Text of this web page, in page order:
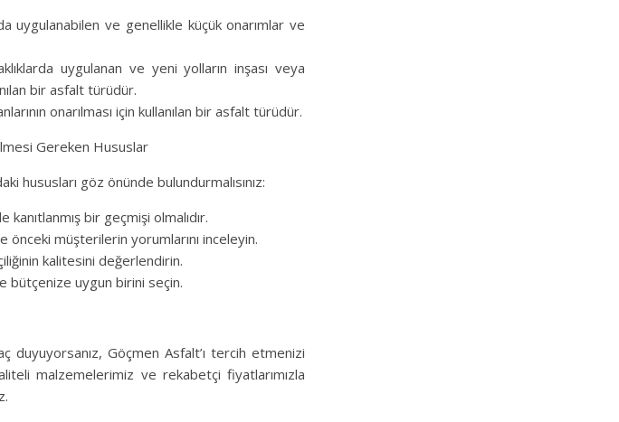
uygulanabilen ve genellikle küçük onarımlar ve
uygulanan ve yeni yolların inşası veya
bir asfalt türüdür.
onarılması için kullanılan bir asfalt türüdür.
Gereken Hususlar
hususları göz önünde bulundurmalısınız:
bir geçmişi olmalıdır.
önceki müşterilerin yorumlarını inceleyin.
kalitesini değerlendirin.
bütçenize uygun birini seçin.
duyuyorsanız, Göçmen Asfalt’ı tercih etmenizi
malzemelerimiz ve rekabetçi fiyatlarımızla